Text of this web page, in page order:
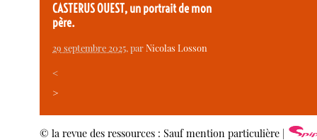
CASTERUS OUEST, un portrait de mon
père.
29 septembre 2025, parNicolas Losson
<
>
© la revue des ressources : Sauf mention particulière |